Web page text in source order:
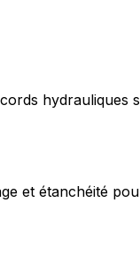
hydrauliques
et étanchéité